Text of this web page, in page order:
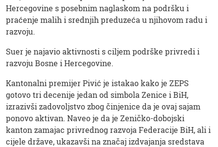
Hercegovine s posebnim naglaskom na podršku i
praćenje malih i srednjih preduzeća u njihovom radu i
razvoju.
Suer je najavio aktivnosti s ciljem podrške privredi i
razvoju Bosne i Hercegovine.
Kantonalni premijer Pivić je istakao kako je ZEPS
gotovo tri decenije jedan od simbola Zenice i BiH,
izrazivši zadovoljstvo zbog činjenice da je ovaj sajam
ponovo aktivan. Naveo je da je Zeničko-dobojski
kanton zamajac privrednog razvoja Federacije BiH, ali i
cijele države, ukazavši na značaj izdvajanja sredstava